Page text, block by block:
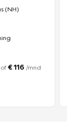
(NH)
of€ 116 /mnd